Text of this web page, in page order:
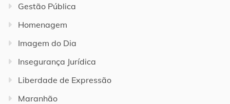
Gestão Pública
Homenagem
Imagem do Dia
Insegurança Jurídica
Liberdade de Expressão
Maranhão